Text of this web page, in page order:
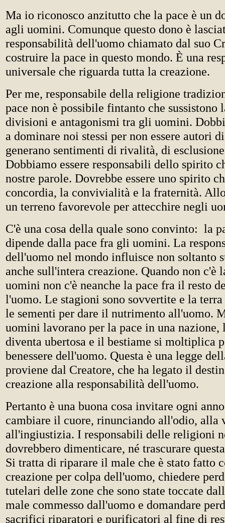
Ma io riconosco anzitutto che la pace è un
agli uomini. Comunque questo dono è
responsabilità dell'uomo chiamato dal suo
costruire la pace in questo mondo. È una
universale che riguarda tutta la creazione.
Per me, responsabile della religione
pace non è possibile fintanto che sussistono
divisioni e antagonismi tra gli uomini.
a dominare noi stessi per non essere autori
generano sentimenti di rivalità, di
Dobbiamo essere responsabili dello spirito
nostre parole. Dovrebbe essere uno spirito
concordia, la convivialità e la fraternità.
un terreno favorevole per attecchire negli
C'è una cosa della quale sono convinto: la
dipende dalla pace fra gli uomini. La
dell'uomo nel mondo influisce non soltanto
anche sull'intera creazione. Quando non c'è
uomini non c'è neanche la pace fra il resto
l'uomo. Le stagioni sono sovvertite e la
le sementi per dare il nutrimento all'uomo.
uomini lavorano per la pace in una nazione,
diventa ubertosa e il bestiame si moltiplica
benessere dell'uomo. Questa è una legge
proviene dal Creatore, che ha legato il
creazione alla responsabilità dell'uomo.
Pertanto è una buona cosa invitare ogni
cambiare il cuore, rinunciando all'odio, alla
all'ingiustizia. I responsabili delle religioni
dovrebbero dimenticare, né trascurare
Si tratta di riparare il male che è stato fatto
creazione per colpa dell'uomo, chiedere
tutelari delle zone che sono state toccate
male commesso dall'uomo e domandare
sacrifici riparatori e purificatori al fine di